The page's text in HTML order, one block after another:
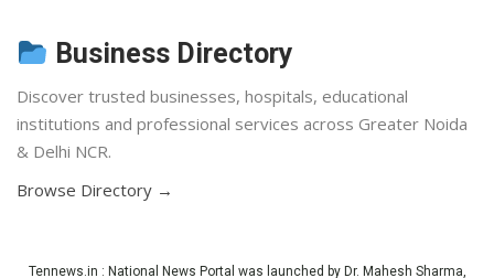
Business Directory
Discover trusted businesses, hospitals, educational
institutions and professional services across Greater Noida
& Delhi NCR.
Browse Directory →
Tennews.in : National News Portal was launched by Dr. Mahesh Sharma,